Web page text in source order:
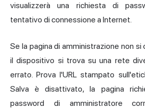
visualizzerà una richiesta di
tentativo di connessione a Internet.
Se la pagina di amministrazione non si
il dispositivo si trova su una rete
errato. Prova l'URL stampato
Salva è disattivato, la pagina
password di amministratore